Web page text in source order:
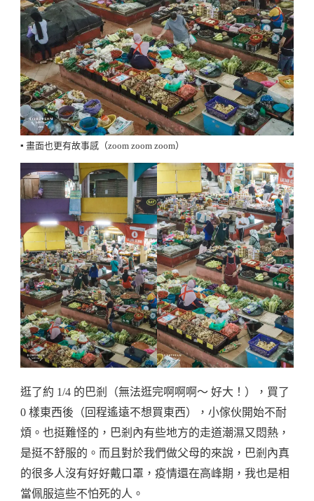
▪️ 畫面也更有故事感（zoom zoom zoom）
逛了約 1/4 的巴剎（無法逛完啊啊啊～ 好大！），買了
0 樣東西後（回程遙遠不想買東西），小傢伙開始不耐
煩。也挺難怪的，巴剎內有些地方的走道潮濕又悶熱，
是挺不舒服的。而且對於我們做父母的來說，巴剎內真
的很多人沒有好好戴口罩，疫情還在高峰期，我也是相
當佩服這些不怕死的人。